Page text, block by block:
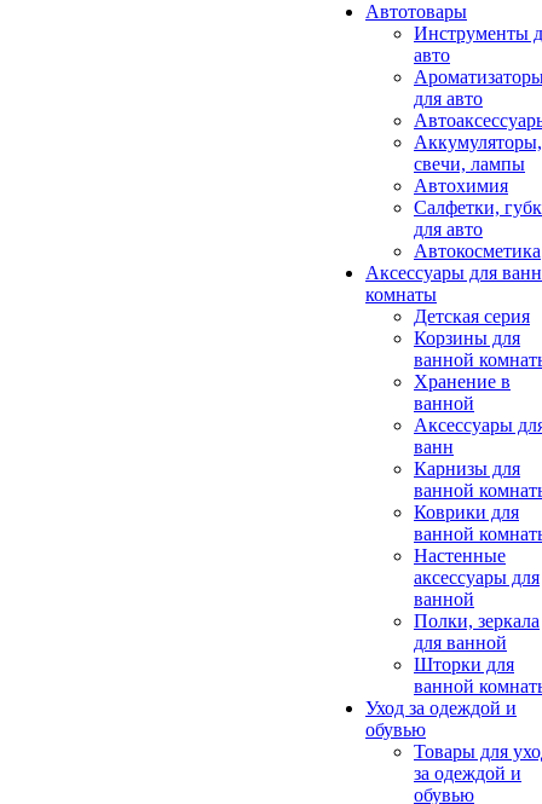
Автотовары
Инструменты
авто
для авто
Аккумуляторы,
свечи, лампы
Автохимия
Салфетки,
для авто
Автокосметика
Аксессуары для
комнаты
Детская серия
Корзины для
ванной
Хранение в
ванной
Аксессуары
ванн
Карнизы для
ванной
Коврики для
ванной
Настенные
аксессуары для
ванной
Полки, зеркала
для ванной
Шторки для
ванной
Уход за одеждой и
обувью
Товары для
за одеждой и
обувью